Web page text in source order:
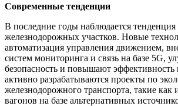
Современные тенденции
В последние годы наблюдается
железнодорожных участков. Новые
автоматизация управления движением,
систем мониторинга и связь на базе 5G,
безопасность и повышают эффективность
активно разрабатываются проекты по
железнодорожного транспорта, такие как
вагонов на базе альтернативных